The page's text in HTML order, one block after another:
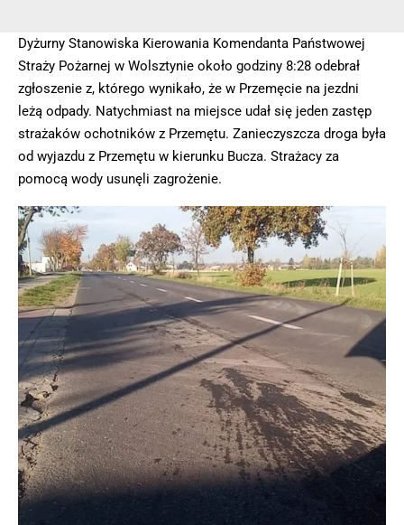
Dyżurny Stanowiska Kierowania Komendanta Państwowej
Straży Pożarnej w Wolsztynie około godziny 8:28 odebrał
zgłoszenie z, którego wynikało, że w Przemęcie na jezdni
leżą odpady. Natychmiast na miejsce udał się jeden zastęp
strażaków ochotników z Przemętu. Zanieczyszcza droga była
od wyjazdu z Przemętu w kierunku Bucza. Strażacy za
pomocą wody usunęli zagrożenie.